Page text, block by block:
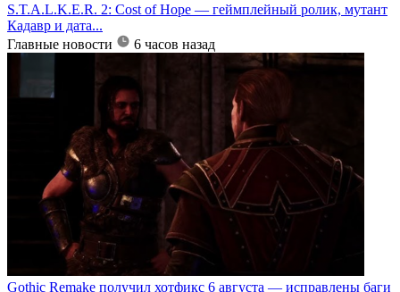
S.T.A.L.K.E.R. 2: Cost of Hope — геймплейный ролик, мутант
Кадавр и дата...
Главные новости
6 часов назад
Gothic Remake получил хотфикс 6 августа — исправлены баги